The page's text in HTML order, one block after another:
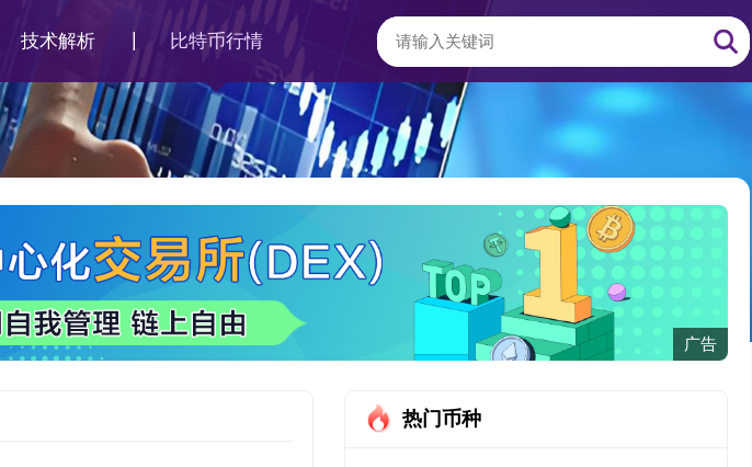
技术解析 比特币行情
广告
热门币种